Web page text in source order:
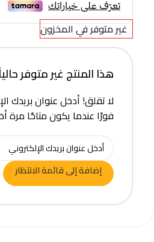
غير متوفر في المخزون
هذا المنتج غير متوفر
لا تقلق! أدخل عنوان بريدك
فورًا عندما يكون متاحًا مرة
إضافة إلى قائمة الانتظار